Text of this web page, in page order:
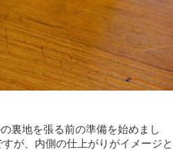
裏地を張る前の準備を始めまし
が、内側の仕上がりがイメージと